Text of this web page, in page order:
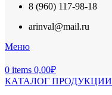
8 (960) 117-98-18
arinval@mail.ru
Меню
0 items 0,00₽
КАТАЛОГ ПРОДУКЦИИ